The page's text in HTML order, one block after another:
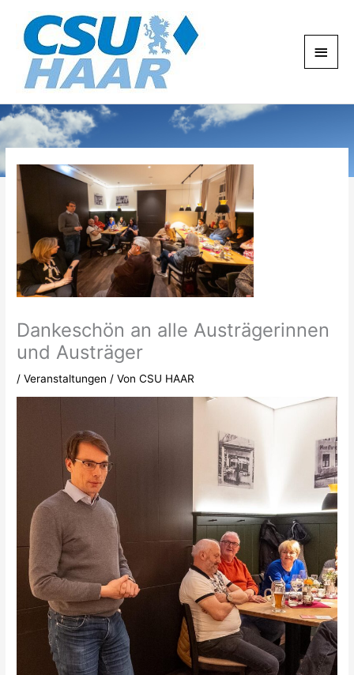
Inhalt
springen
Dankeschön an alle Austrägerinnen
und Austräger
/Veranstaltungen / VonCSU HAAR